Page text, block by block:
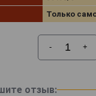
Только
- +
отзыв: